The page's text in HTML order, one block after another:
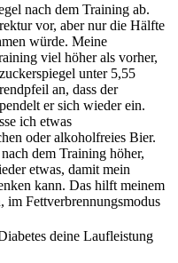
nach dem Training ab.
vor, aber nur die Hälfte
würde. Meine
viel höher als vorher,
unter 5,55
an, dass der
er sich wieder ein.
ich etwas
oder alkoholfreies Bier.
dem Training höher,
etwas, damit mein
kann. Das hilft meinem
im Fettverbrennungsmodus
deine Laufleistung